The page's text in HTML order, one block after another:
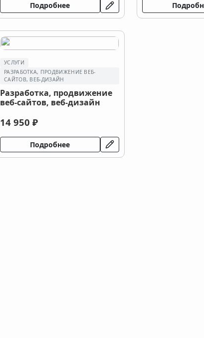
Подробнее
УСЛУГИ
РАЗРАБОТКА, ПРОДВИЖЕНИЕ ВЕБ-
САЙТОВ, ВЕБ-ДИЗАЙН
Разработка, продвижение
веб-сайтов, веб-дизайн
14 950 ₽
Подробнее